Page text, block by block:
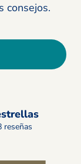
consejos.
reseñas